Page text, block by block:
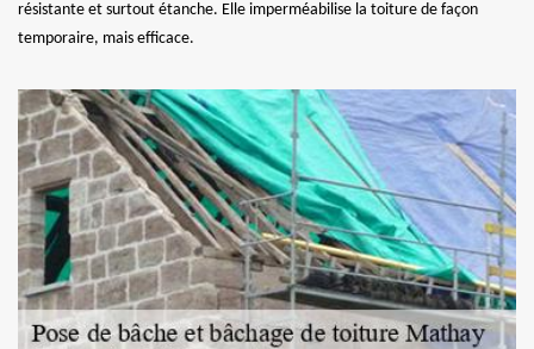
résistante et surtout étanche. Elle imperméabilise la toiture de façon
temporaire, mais efficace.